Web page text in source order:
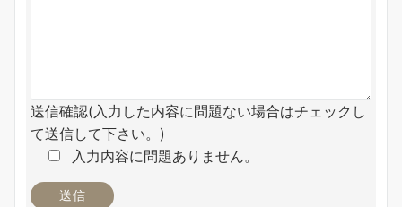
送信確認(入力した内容に問題ない場合はチェックし
て送信して下さい。)
入力内容に問題ありません。